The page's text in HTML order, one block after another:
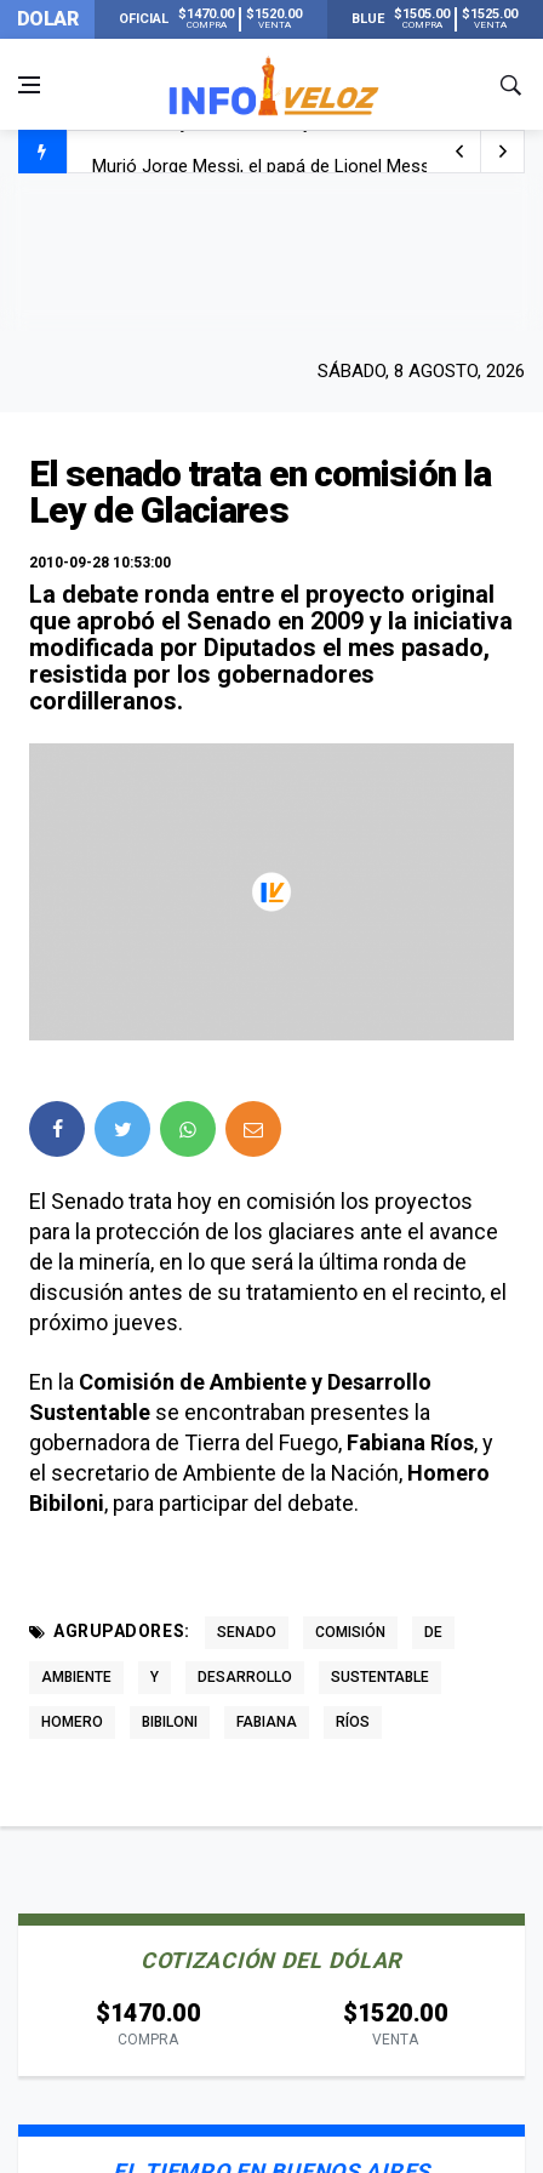
DOLAR OFICIAL $1470.00
COMPRA
$1520.00
VENTA BLUE $1505.00
COMPRA
$1525.00
VENTA
SÁBADO, 8 AGOSTO, 2026
El senado trata en comisión la
Ley de Glaciares
2010-09-28 10:53:00
La debate ronda entre el proyecto original
que aprobó el Senado en 2009 y la iniciativa
modificada por Diputados el mes pasado,
resistida por los gobernadores
cordilleranos.
El Senado trata hoy en comisión los proyectos
para la protección de los glaciares ante el avance
de la minería, en lo que será la última ronda de
discusión antes de su tratamiento en el recinto, el
próximo jueves.
En la Comisión de Ambiente y Desarrollo
Sustentable se encontraban presentes la
gobernadora de Tierra del Fuego, Fabiana Ríos, y
el secretario de Ambiente de la Nación, Homero
Bibiloni, para participar del debate.
AGRUPADORES: SENADO COMISIÓN DE
AMBIENTE Y DESARROLLO SUSTENTABLE
HOMERO BIBILONI FABIANA RÍOS
COTIZACIÓN DEL DÓLAR
$1470.00
COMPRA
$1520.00
VENTA